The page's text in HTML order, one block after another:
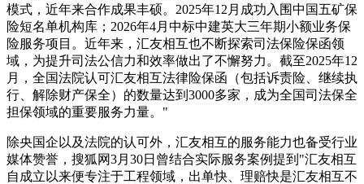
模式，近年来合作成果丰硕。2025年12月成功入围中国五矿保
险短名单机构库；2026年4月中标中建英大三年期小额业务保
险服务项目。近年来，汇友相互也不断探索司法保险保函领
域，为提升司法公信力和效率做出了不懈努力。截至2025年12
月，全国法院认可汇友相互法律险保函（包括诉责险、继续执
行、解除财产保全）的数量达到3000多家，成为全国司法保全
担保领域的重要服务力量。"
除央国企以及法院的认可外，汇友相互的服务能力也备受行业
媒体赞誉，搜狐网3月30日曾结合实际服务案例提到"汇友相互
自成立以来便专注于工程领域，出单快、理赔快是汇友相互不